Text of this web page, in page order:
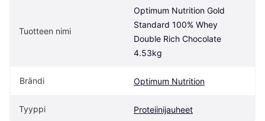
Tuotteen nimi
Optimum Nutrition Gold
Standard 100% Whey
Double Rich Chocolate
4.53kg
Brändi Optimum Nutrition
Tyyppi Proteiinijauheet